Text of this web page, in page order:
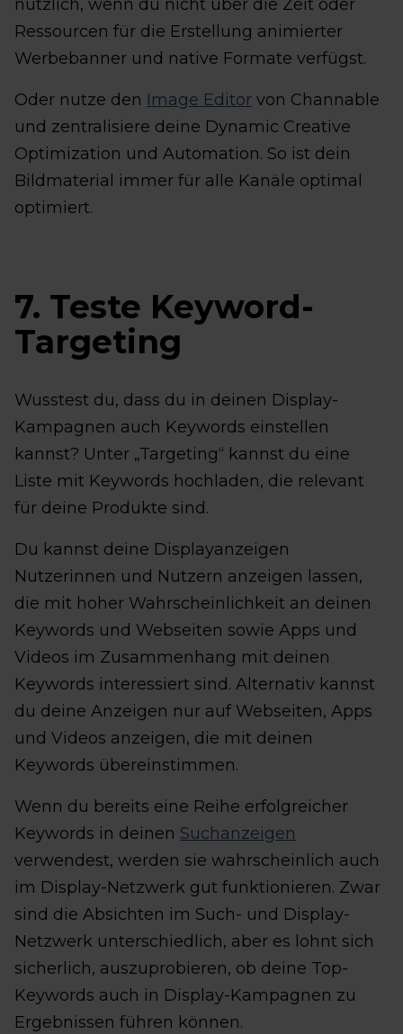
nützlich, wenn du nicht über die Zeit oder
Ressourcen für die Erstellung animierter
Werbebanner und native Formate verfügst.
Oder nutze den Image Editor von Channable
und zentralisiere deine Dynamic Creative
Optimization und Automation. So ist dein
Bildmaterial immer für alle Kanäle optimal
optimiert.
7. Teste Keyword-
Targeting
Wusstest du, dass du in deinen Display-
Kampagnen auch Keywords einstellen
kannst? Unter „Targeting“ kannst du eine
Liste mit Keywords hochladen, die relevant
für deine Produkte sind.
Du kannst deine Displayanzeigen
Nutzerinnen und Nutzern anzeigen lassen,
die mit hoher Wahrscheinlichkeit an deinen
Keywords und Webseiten sowie Apps und
Videos im Zusammenhang mit deinen
Keywords interessiert sind. Alternativ kannst
du deine Anzeigen nur auf Webseiten, Apps
und Videos anzeigen, die mit deinen
Keywords übereinstimmen.
Wenn du bereits eine Reihe erfolgreicher
Keywords in deinen Suchanzeigen
verwendest, werden sie wahrscheinlich auch
im Display-Netzwerk gut funktionieren. Zwar
sind die Absichten im Such- und Display-
Netzwerk unterschiedlich, aber es lohnt sich
sicherlich, auszuprobieren, ob deine Top-
Keywords auch in Display-Kampagnen zu
Ergebnissen führen können.